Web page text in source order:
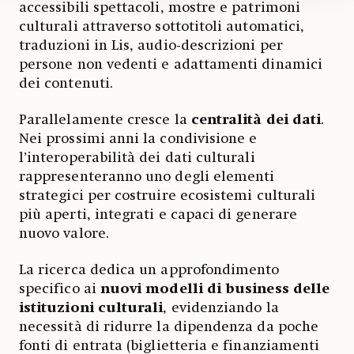
accessibili spettacoli, mostre e patrimoni
culturali attraverso sottotitoli automatici,
traduzioni in Lis, audio-descrizioni per
persone non vedenti e adattamenti dinamici
dei contenuti.
Parallelamente cresce la centralità dei dati.
Nei prossimi anni la condivisione e
l’interoperabilità dei dati culturali
rappresenteranno uno degli elementi
strategici per costruire ecosistemi culturali
più aperti, integrati e capaci di generare
nuovo valore.
La ricerca dedica un approfondimento
specifico ai nuovi modelli di business delle
istituzioni culturali, evidenziando la
necessità di ridurre la dipendenza da poche
fonti di entrata (biglietteria e finanziamenti